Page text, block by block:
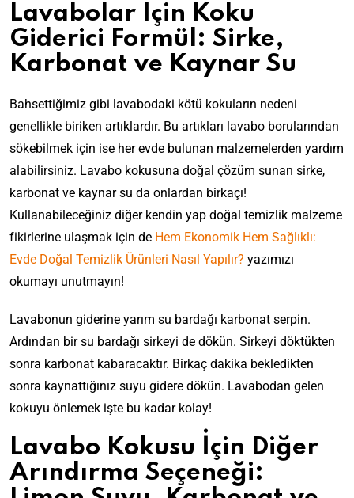
Lavabolar İçin Koku
Giderici Formül: Sirke,
Karbonat ve Kaynar Su
Bahsettiğimiz gibi lavabodaki kötü kokuların nedeni
genellikle biriken artıklardır. Bu artıkları lavabo borularından
sökebilmek için ise her evde bulunan malzemelerden yardım
alabilirsiniz. Lavabo kokusuna doğal çözüm sunan sirke,
karbonat ve kaynar su da onlardan birkaçı!
Kullanabileceğiniz diğer kendin yap doğal temizlik malzeme
fikirlerine ulaşmak için de Hem Ekonomik Hem Sağlıklı:
Evde Doğal Temizlik Ürünleri Nasıl Yapılır? yazımızı
okumayı unutmayın!
Lavabonun giderine yarım su bardağı karbonat serpin.
Ardından bir su bardağı sirkeyi de dökün. Sirkeyi döktükten
sonra karbonat kabaracaktır. Birkaç dakika bekledikten
sonra kaynattığınız suyu gidere dökün. Lavabodan gelen
kokuyu önlemek işte bu kadar kolay!
Lavabo Kokusu İçin Diğer
Arındırma Seçeneği: